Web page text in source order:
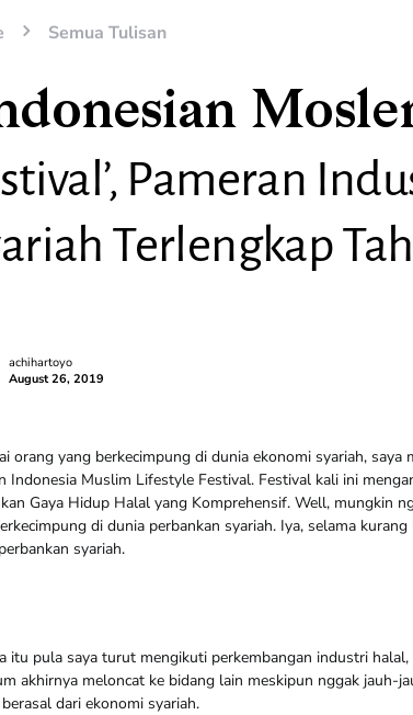
Semua Tulisan
Pameran
Terlengkap
achihartoyo
August 26, 2019
orang yang berkecimpung di dunia ekonomi syariah, saya
Indonesia Muslim Lifestyle Festival. Festival kali ini
Gaya Hidup Halal yang Komprehensif. Well, mungkin
di dunia perbankan syariah. Iya, selama
syariah.
itu pula saya turut mengikuti perkembangan industri halal,
akhirnya meloncat ke bidang lain meskipun nggak jauh-
dari ekonomi syariah.